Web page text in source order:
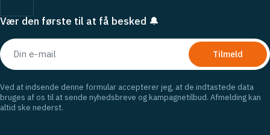
Vær den første til at få besked 🔔
Tilmeld
Ved at indsende denne formular accepterer jeg, at de indtastede data
bruges af os til at sende nyhedsbreve og kampagnetilbud. Afmelding kan
altid ske nederst.